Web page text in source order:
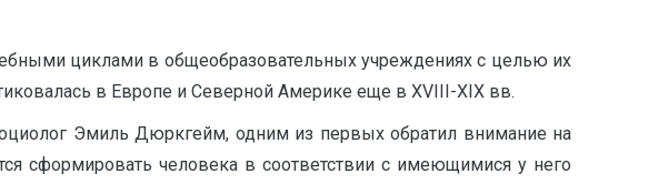
циклами в общеобразовательных учреждениях с целью их
в Европе и Северной Америке еще в XVIII-XIХ вв.
Эмиль Дюркгейм, одним из первых обратил внимание на
сформировать человека в соответствии с имеющимися у него